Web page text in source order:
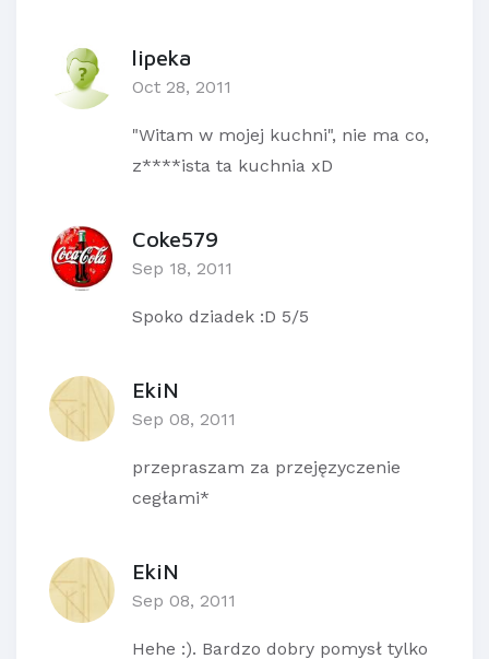
lipeka
Oct 28, 2011
"Witam w mojej kuchni", nie ma co,
z****ista ta kuchnia xD
Coke579
Sep 18, 2011
Spoko dziadek :D 5/5
EkiN
Sep 08, 2011
przepraszam za przejęzyczenie
cegłami*
EkiN
Sep 08, 2011
Hehe :). Bardzo dobry pomysł tylko